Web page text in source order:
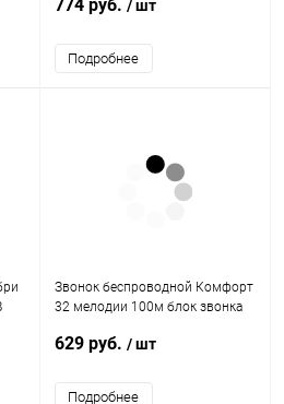
кнопкой IP44 серебр./черн. IN
774 руб. / шт
Подробнее
Звонок беспроводной Комфорт
32 мелодии 100м блок звонка
розетку 220В МОНОМАХ КМ-01С
629 руб. / шт
Подробнее